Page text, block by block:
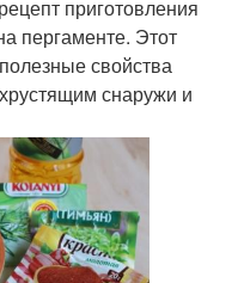
приготовления
пергаменте. Этот
свойства
снаружи и